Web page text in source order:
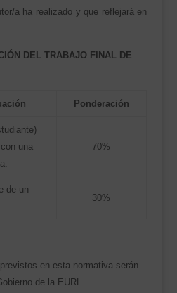
a ha realizado y que reflejará en
DEL TRABAJO FINAL DE
Ponderación
una
70%
de un
30%
en esta normativa serán
de la EURL.